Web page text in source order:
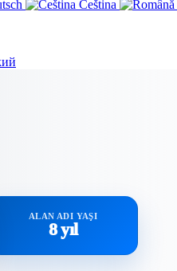
Čeština
ALAN ADI YAŞI
8 yıl